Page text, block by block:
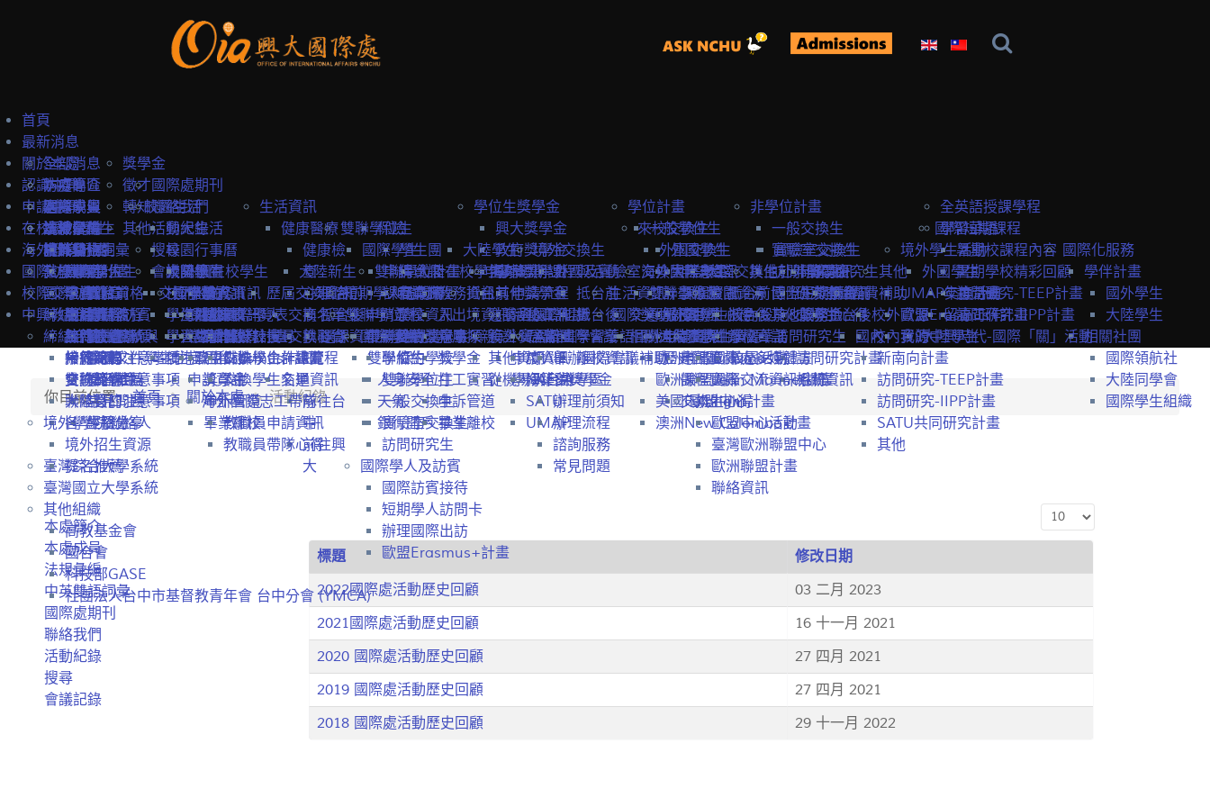
首頁
最新消息
全部消息
防疫專區
國際學生
本地學生
教職員
獎學金
徵才
轉知
其他
關於本處
本處簡介
本處成員
法規彙編
中英雙語詞彙
國際處期刊
聯絡我們
活動紀錄
搜尋
會議記錄
認識中興
選擇中興
認識台灣
認識台中
就學費用
學費
生活費
工作機會
校園生活
興大生活
校園行事曆
校園地圖
校內設施
學生活動
學習生活
學生住宿
生活資訊
健康醫療
健康檢
查
心理諮
商
就醫資
訊
保險
學生團
保
商業保
險
全民健
保
交通資訊
前往台
中
前往興
大
人身安全
天氣
銀行開戶
學位生獎學金
興大獎學金
政府獎學金
專案獎學金
其他獎學金
學位計畫
一般學位生
外國學生
大陸學生
雙聯學位生
外國學生
大陸學生
非學位計畫
一般交換生
實驗室交換生
訪問研究生
國際短期課程
全英語授課學程
學習華語
申請中興
境外學位生
身分別
國際學位生
國籍資格
申請流程
招生系所
申請文件
提名推薦
常見問題
經驗分享
大陸學生
申請資訊
課程資訊
常見問題
僑港澳生
申請資訊
雙聯學位生
國際學生
申請資訊
課程資訊
大陸學生
申請資訊
來校交換生
外國交換生
申請資訊
課程資訊
交換生心得
實驗室交換生
申請資訊
研究室資訊
交換生心得
大陸交換生
申請資訊
課程資訊
交換生心得
訪問研究生
訪問研究計畫
相關資訊
國際短期課程
暑期校課程內容
暑期學校精彩回顧
訪問研究-TEEP計畫
訪問研究-IIPP計畫
在校境外學生
境外學位生
外國新生
抵台前
抵台後
統一證號與
簽證
學習華語
外國在校學生
教務資訊
選課資訊
工作證
居留證
獎學金
申訴管道
畢業離校
大陸新生
抵台前
抵台後
選課資訊
大陸在校學生
教務資訊
入出境資訊
親屬探親
獎學金
打工實習
申訴管道
畢業離校
境外交換生
外國及實驗室交換生
抵台前
抵台後
學習華語
離校資訊
大陸交換生
抵台前
抵台後
離校資訊
訪問研究生
抵台前
抵台後
境外學生活動
外國學生
年度活動
留臺工作
大陸學生
國際化服務
學伴計畫
國外學生
大陸學生
相關社團
國際領航社
大陸同學會
國際學生組織
海外教育計畫
交換學生計畫
申請簡章
申請流程
熱門校統計
常見問題
交換獎學金
交換學校資訊
海外地區
大陸地區
歷屆交換資訊
交換名單
交換心得
雙聯學位計畫
申請流程
學校資訊
雙聯獎學金
海外短期課程與活動
申請流程
活動資訊
海外實習計畫
申請資訊
學海築夢獎學金
海外國際志工
計畫緣起
服務目標
申請資訊
歷史回顧
其他赴外獎學金
博士生獎學金
其他獎學金
其他
UMAP交換計畫
歐盟Erasmus+計畫
我的中興時代-國際「關」活動
國際訪賓與學人
國際訪賓
關於國際訪賓
接待原則
接待紀錄
國際學人
關於國際學人
交換教授計畫
歐盟Erasmus+計畫
短期學人訪問卡
申請流程
申請要點
抵台前
邀請函&工作證
簽證&居留證
其他資訊
從機場到台中
生活資訊
交通資訊
相關連結
校園資源
校內設施&服務
學習華語
校園活動
經費補助
校外資源
校內資源
校際交流合作
締結合約
締約注意事項
締約流程
合約範本
大陸簽約注意事項
各學院聯絡人
姊妹校一覽表
姊妹校搜尋
姊妹校合作總覽
雙聯學位
雙聯締約注意事項
雙聯締約學校
參與國際組織
EAIE
APAIE
NAFSA
SATU
UMAP
國際獎助計畫
國外
歐洲聯盟Erasmus+計畫
歐洲聯盟Jean Monnet計畫
美國Fulbright計畫
澳洲New Colombo計畫
國內
新南向計畫
訪問研究-TEEP計畫
訪問研究-IIPP計畫
SATU共同研究計畫
其他
臺灣綜合大學系統
臺灣國立大學系統
其他組織
高教基金會
國合會
科技部GASE
社團法人台中市基督教青年會 台中分會 (YMCA)
中興教職員
締結合約
一般締約注意事項
雙聯締約注意事項
聯絡窗口
境外學生招生
境外招生資源
提名推薦
海外教育計畫
交換學生計畫流程
交換學生名單
海外國際志工帶隊
教職員申請資訊
教職員帶隊心得
國際學生
學位生
雙聯學位生
一般交換生
實驗室交換生
訪問研究生
國際學人及訪賓
國際訪賓接待
短期學人訪問卡
辦理國際出訪
歐盟Erasmus+計畫
主辦國際會議
舉辦國際會議補助
入台證專區
辦理前須知
辦理流程
諮詢服務
常見問題
國際化資源
國際處多媒體
國際交流資訊系統
歐盟中心
歐盟中心活動
臺灣歐洲聯盟中心
歐洲聯盟計畫
聯絡資訊
你目前位置: 首頁 關於本處 活動紀錄
本處簡介
本處成員
法規彙編
中英雙語詞彙
國際處期刊
聯絡我們
活動紀錄
搜尋
會議記錄
顯示數目
標題
修改日期
2022國際處活動歷史回顧
03 二月 2023
2021國際處活動歷史回顧
16 十一月 2021
2020 國際處活動歷史回顧
27 四月 2021
2019 國際處活動歷史回顧
27 四月 2021
2018 國際處活動歷史回顧
29 十一月 2022